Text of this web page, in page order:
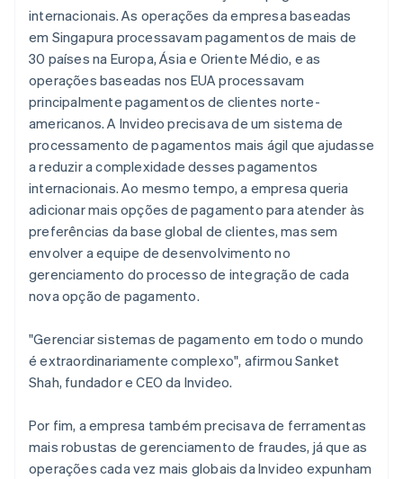
internacionais. As operações da empresa baseadas
em Singapura processavam pagamentos de mais de
30 países na Europa, Ásia e Oriente Médio, e as
operações baseadas nos EUA processavam
principalmente pagamentos de clientes norte-
americanos. A Invideo precisava de um sistema de
processamento de pagamentos mais ágil que ajudasse
a reduzir a complexidade desses pagamentos
internacionais. Ao mesmo tempo, a empresa queria
adicionar mais opções de pagamento para atender às
preferências da base global de clientes, mas sem
envolver a equipe de desenvolvimento no
gerenciamento do processo de integração de cada
nova opção de pagamento.
"Gerenciar sistemas de pagamento em todo o mundo
é extraordinariamente complexo", afirmou Sanket
Shah, fundador e CEO da Invideo.
Por fim, a empresa também precisava de ferramentas
mais robustas de gerenciamento de fraudes, já que as
operações cada vez mais globais da Invideo expunham